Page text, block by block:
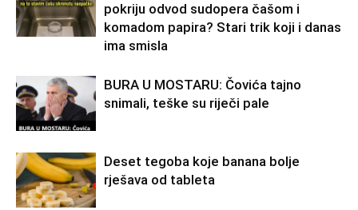
pokriju odvod sudopera čašom i
komadom papira? Stari trik koji i danas
ima smisla
BURA U MOSTARU: Čovića tajno
snimali, teške su riječi pale
Deset tegoba koje banana bolje
rješava od tableta